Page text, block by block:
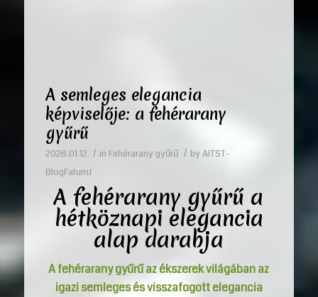
A semleges elegancia
képviselője: a fehérarany
gyűrű
2026.01.12. / in Fehérarany gyűrű / by AITST-
BlogFatumJ
A fehérarany gyűrű a
hétköznapi elegancia
alap darabja
Afehérarany gyűrűaz ékszerek világában az
igazi semleges és visszafogott elegancia